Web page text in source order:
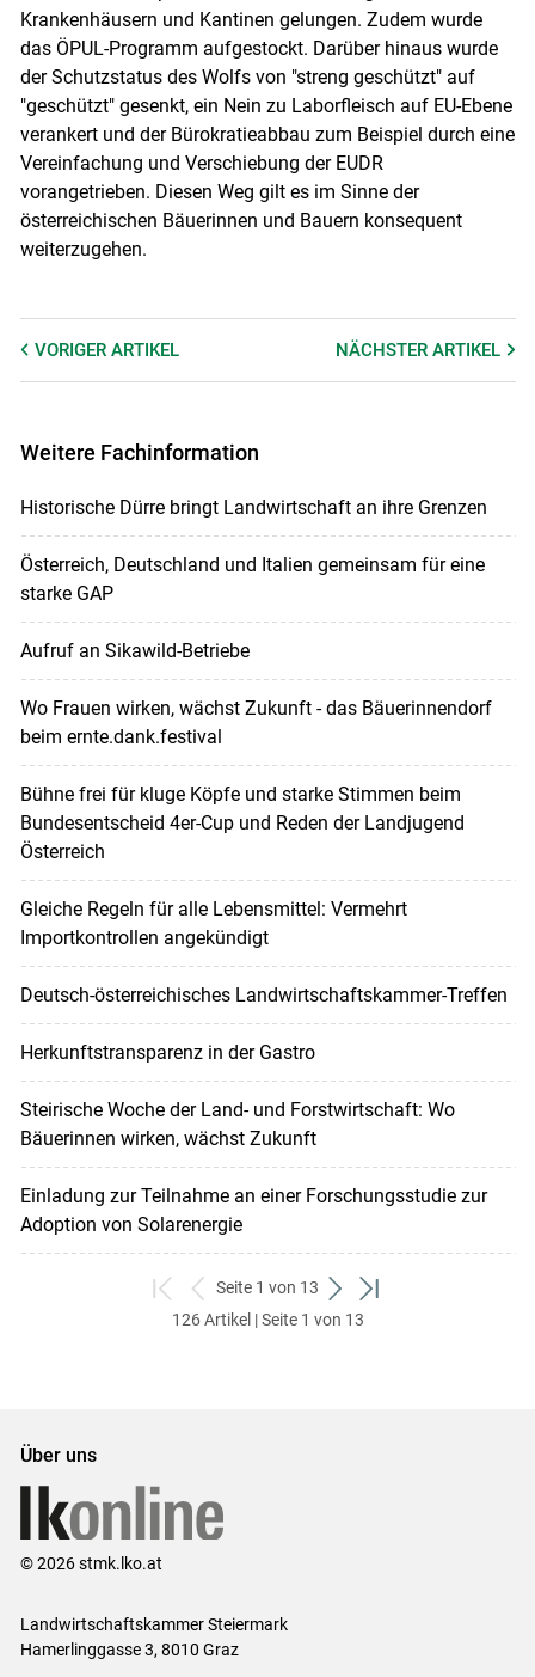
Krankenhäusern und Kantinen gelungen. Zudem wurde
das ÖPUL-Programm aufgestockt. Darüber hinaus wurde
der Schutzstatus des Wolfs von "streng geschützt" auf
"geschützt" gesenkt, ein Nein zu Laborfleisch auf EU-Ebene
verankert und der Bürokratieabbau zum Beispiel durch eine
Vereinfachung und Verschiebung der EUDR
vorangetrieben. Diesen Weg gilt es im Sinne der
österreichischen Bäuerinnen und Bauern konsequent
weiterzugehen.
VORIGER ARTIKEL NÄCHSTERARTIKEL
Weitere Fachinformation
Historische Dürre bringt Landwirtschaft an ihre Grenzen
Österreich, Deutschland und Italien gemeinsam für eine
starke GAP
Aufruf an Sikawild-Betriebe
Wo Frauen wirken, wächst Zukunft - das Bäuerinnendorf
beim ernte.dank.festival
Bühne frei für kluge Köpfe und starke Stimmen beim
Bundesentscheid 4er-Cup und Reden der Landjugend
Österreich
Gleiche Regeln für alle Lebensmittel: Vermehrt
Importkontrollen angekündigt
Deutsch-österreichisches Landwirtschaftskammer-Treffen
Herkunftstransparenz in der Gastro
Steirische Woche der Land- und Forstwirtschaft: Wo
Bäuerinnen wirken, wächst Zukunft
Einladung zur Teilnahme an einer Forschungsstudie zur
Adoption von Solarenergie
zum
ersten
zurück
zum
Seite 1 von 13
weiter
zum
zum
126 Artikel | Seite 1 von 13
Über uns
© 2026 stmk.lko.at
Landwirtschaftskammer Steiermark
Hamerlinggasse 3, 8010 Graz